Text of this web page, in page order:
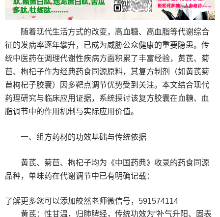
随着现代生活方式的改变，高血糖、高血脂等代谢综合
征的发病率逐年攀升，已成为威胁公众健康的重要隐患。传
统中医药在调理代谢性疾病方面积累了丰富经验，黄芪、菊
苣、枸杞子作为经典药食同源原料，其复方制剂（如黄芪菊
苣枸杞子胶囊）因多靶点调节优势受到关注。本文结合现代
药理研究与临床应用证据，系统探讨该复方胶囊在血糖、血
脂调节中的作用机制与实际应用价值。
一、组方药材的功效基础与传统依据
黄芪、菊苣、枸杞子均为《中国药典》收录的药食同源
品种，单味药在代谢调节中已有明确记载：
了解更多您可以添加皎然老师微信号，591574114
黄芪：性甘温，归肺脾经，传统功效为“补气升阳、固表